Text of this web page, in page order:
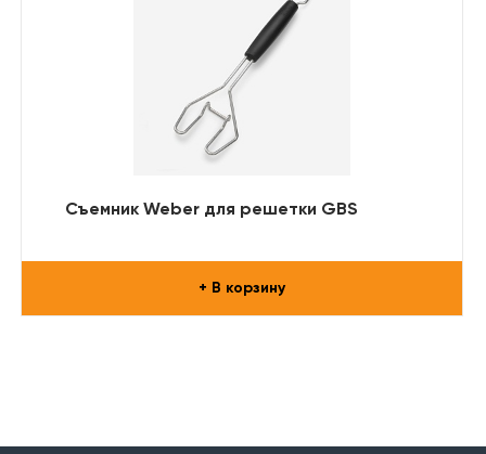
Съемник Weber для решетки GBS
+ В корзину